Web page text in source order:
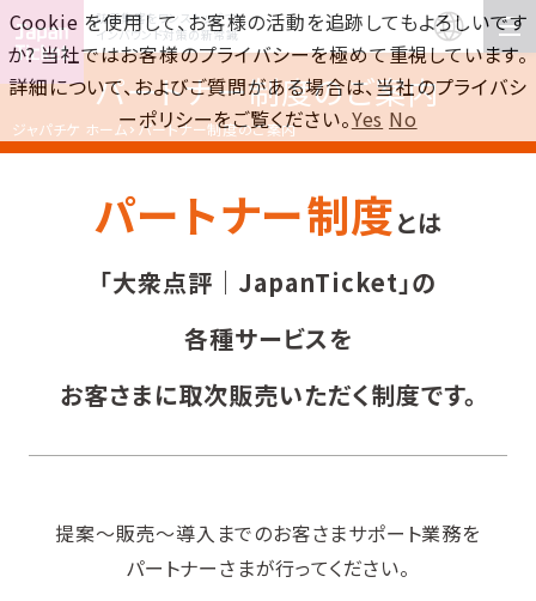
訪日集客をワンストップで！
インバウンド対策の新常識
パートナー制度のご案内
ジャパチケ ホーム パートナー制度のご案内
パートナー制度とは
「大衆点評｜JapanTicket」の
各種サービスを
お客さまに取次販売いただく制度です。
提案〜販売〜導入までのお客さまサポート業務を
パートナーさまが行ってください。
Cookie を使用して、お客様の活動を追跡してもよろしいです
か? 当社ではお客様のプライバシーを極めて重視しています。
詳細について、およびご質問がある場合は、当社のプライバシ
ーポリシーをご覧ください。Yes No